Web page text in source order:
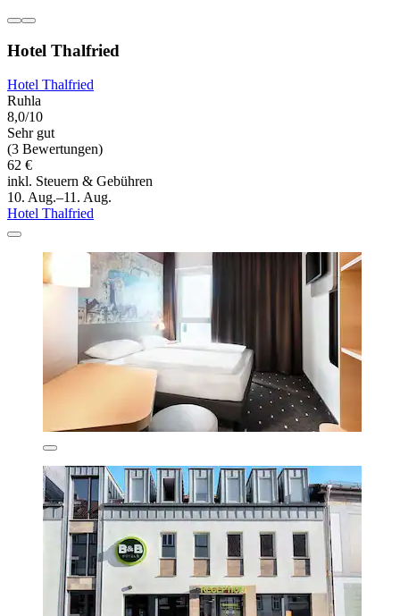
Hotel Thalfried
Hotel Thalfried
Ruhla
8,0/10
Sehr gut
(3 Bewertungen)
62 €
inkl. Steuern & Gebühren
10. Aug.–11. Aug.
Hotel Thalfried